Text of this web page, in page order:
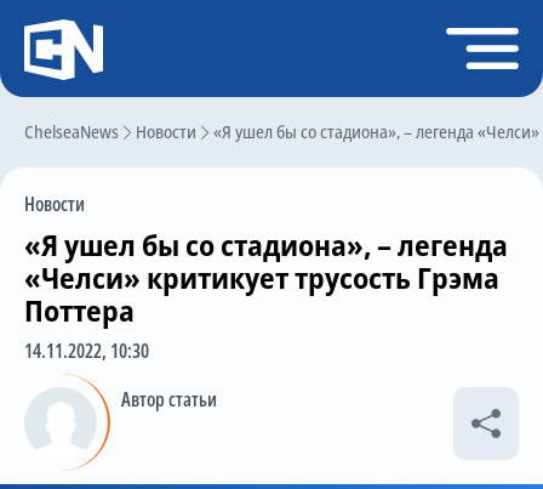
ChelseaNews Новости «Я ушел бы со стадиона», – легенда
Новости
«Я ушел бы со стадиона», – легенда
«Челси» критикует трусость Грэма
Поттера
14.11.2022, 10:30
Автор статьи
Регистрация
Главная
Трансферы
Слухи
История Челси
Статистика
Календарь игр